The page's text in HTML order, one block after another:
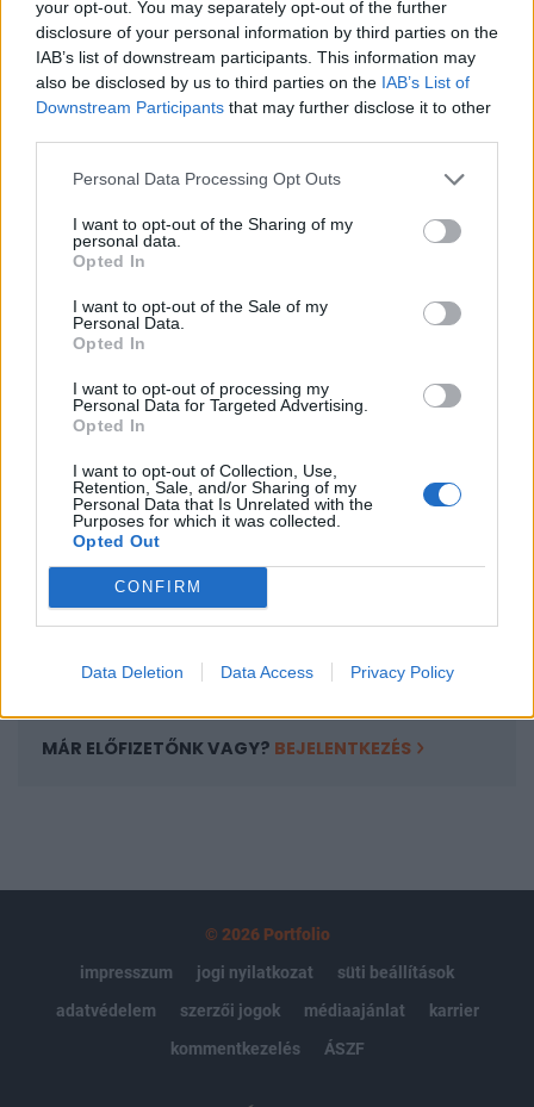
your opt-out. You may separately opt-out of the further
disclosure of your personal information by third parties on the
IAB’s list of downstream participants. This information may
also be disclosed by us to third parties on the IAB’s List of
Downstream Participants that may further disclose it to other
Personal Data Processing Opt Outs
I want to opt-out of the Sharing of my
personal data.
Opted In
I want to opt-out of the Sale of my
Personal Data.
Opted In
I want to opt-out of processing my
Personal Data for Targeted Advertising.
Opted In
I want to opt-out of Collection, Use,
Retention, Sale, and/or Sharing of my
Personal Data that Is Unrelated with the
Purposes for which it was collected.
Opted Out
CONFIRM
Data Deletion Data Access Privacy Policy
részesedését a Generali biztosítóban, ám az
ajánlatot elutasították.
Az olasz gazdasági lap úgy tudja, hogy az Andrea Orcel
vezette UniCredit olyan javaslattal kereste meg a Delfint,
amelynek értelmében a holding készpénzmozgás nélkül, a
volna el a 10 százalékos Generali-részesedését. Ezzel a
tranzakcióval a UniCredit csaknem megduplázta volna a
A keresett cikk a portfolio.hu hírarchívumához
tartozik, melynek olvasása előfizetéses
regisztrációhoz kötött.
Az előfizetés a következőket tartalmazza:
Portfolio.hu teljes cikkarchívum
Kötéslisták: BÉT elmúlt 2 év napon belüli
MÁR ELŐFIZETŐNK VAGY? BEJELENTKEZÉS
© 2026 Portfolio
impresszum
jogi nyilatkozat
süti beállítások
adatvédelem
szerzői jogok médiaajánlat
karrier
kommentkezelés
ÁSZF